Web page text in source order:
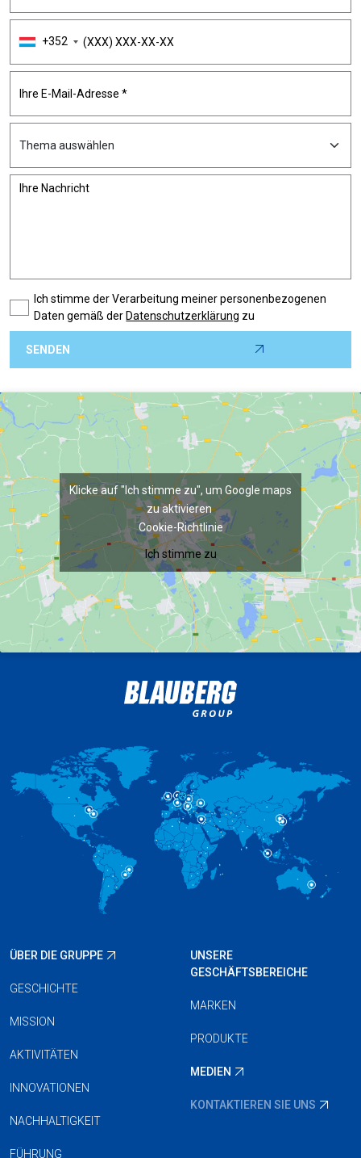
+352
Ich stimme der Verarbeitung meiner personenbezogenen
Daten gemäß der Datenschutzerklärung zu
Klicke auf "Ich stimme zu", um Google maps
zu aktivieren
Cookie-Richtlinie
Ich stimme zu
ÜBER DIE GRUPPE
GESCHICHTE
MISSION
AKTIVITÄTEN
INNOVATIONEN
NACHHALTIGKEIT
FÜHRUNG
UNSERE
GESCHÄFTSBEREICHE
MARKEN
PRODUKTE
MEDIEN
KONTAKTIEREN SIE UNS